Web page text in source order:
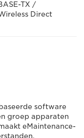
TX /
Direct
software
groep apparaten
eMaintenance-